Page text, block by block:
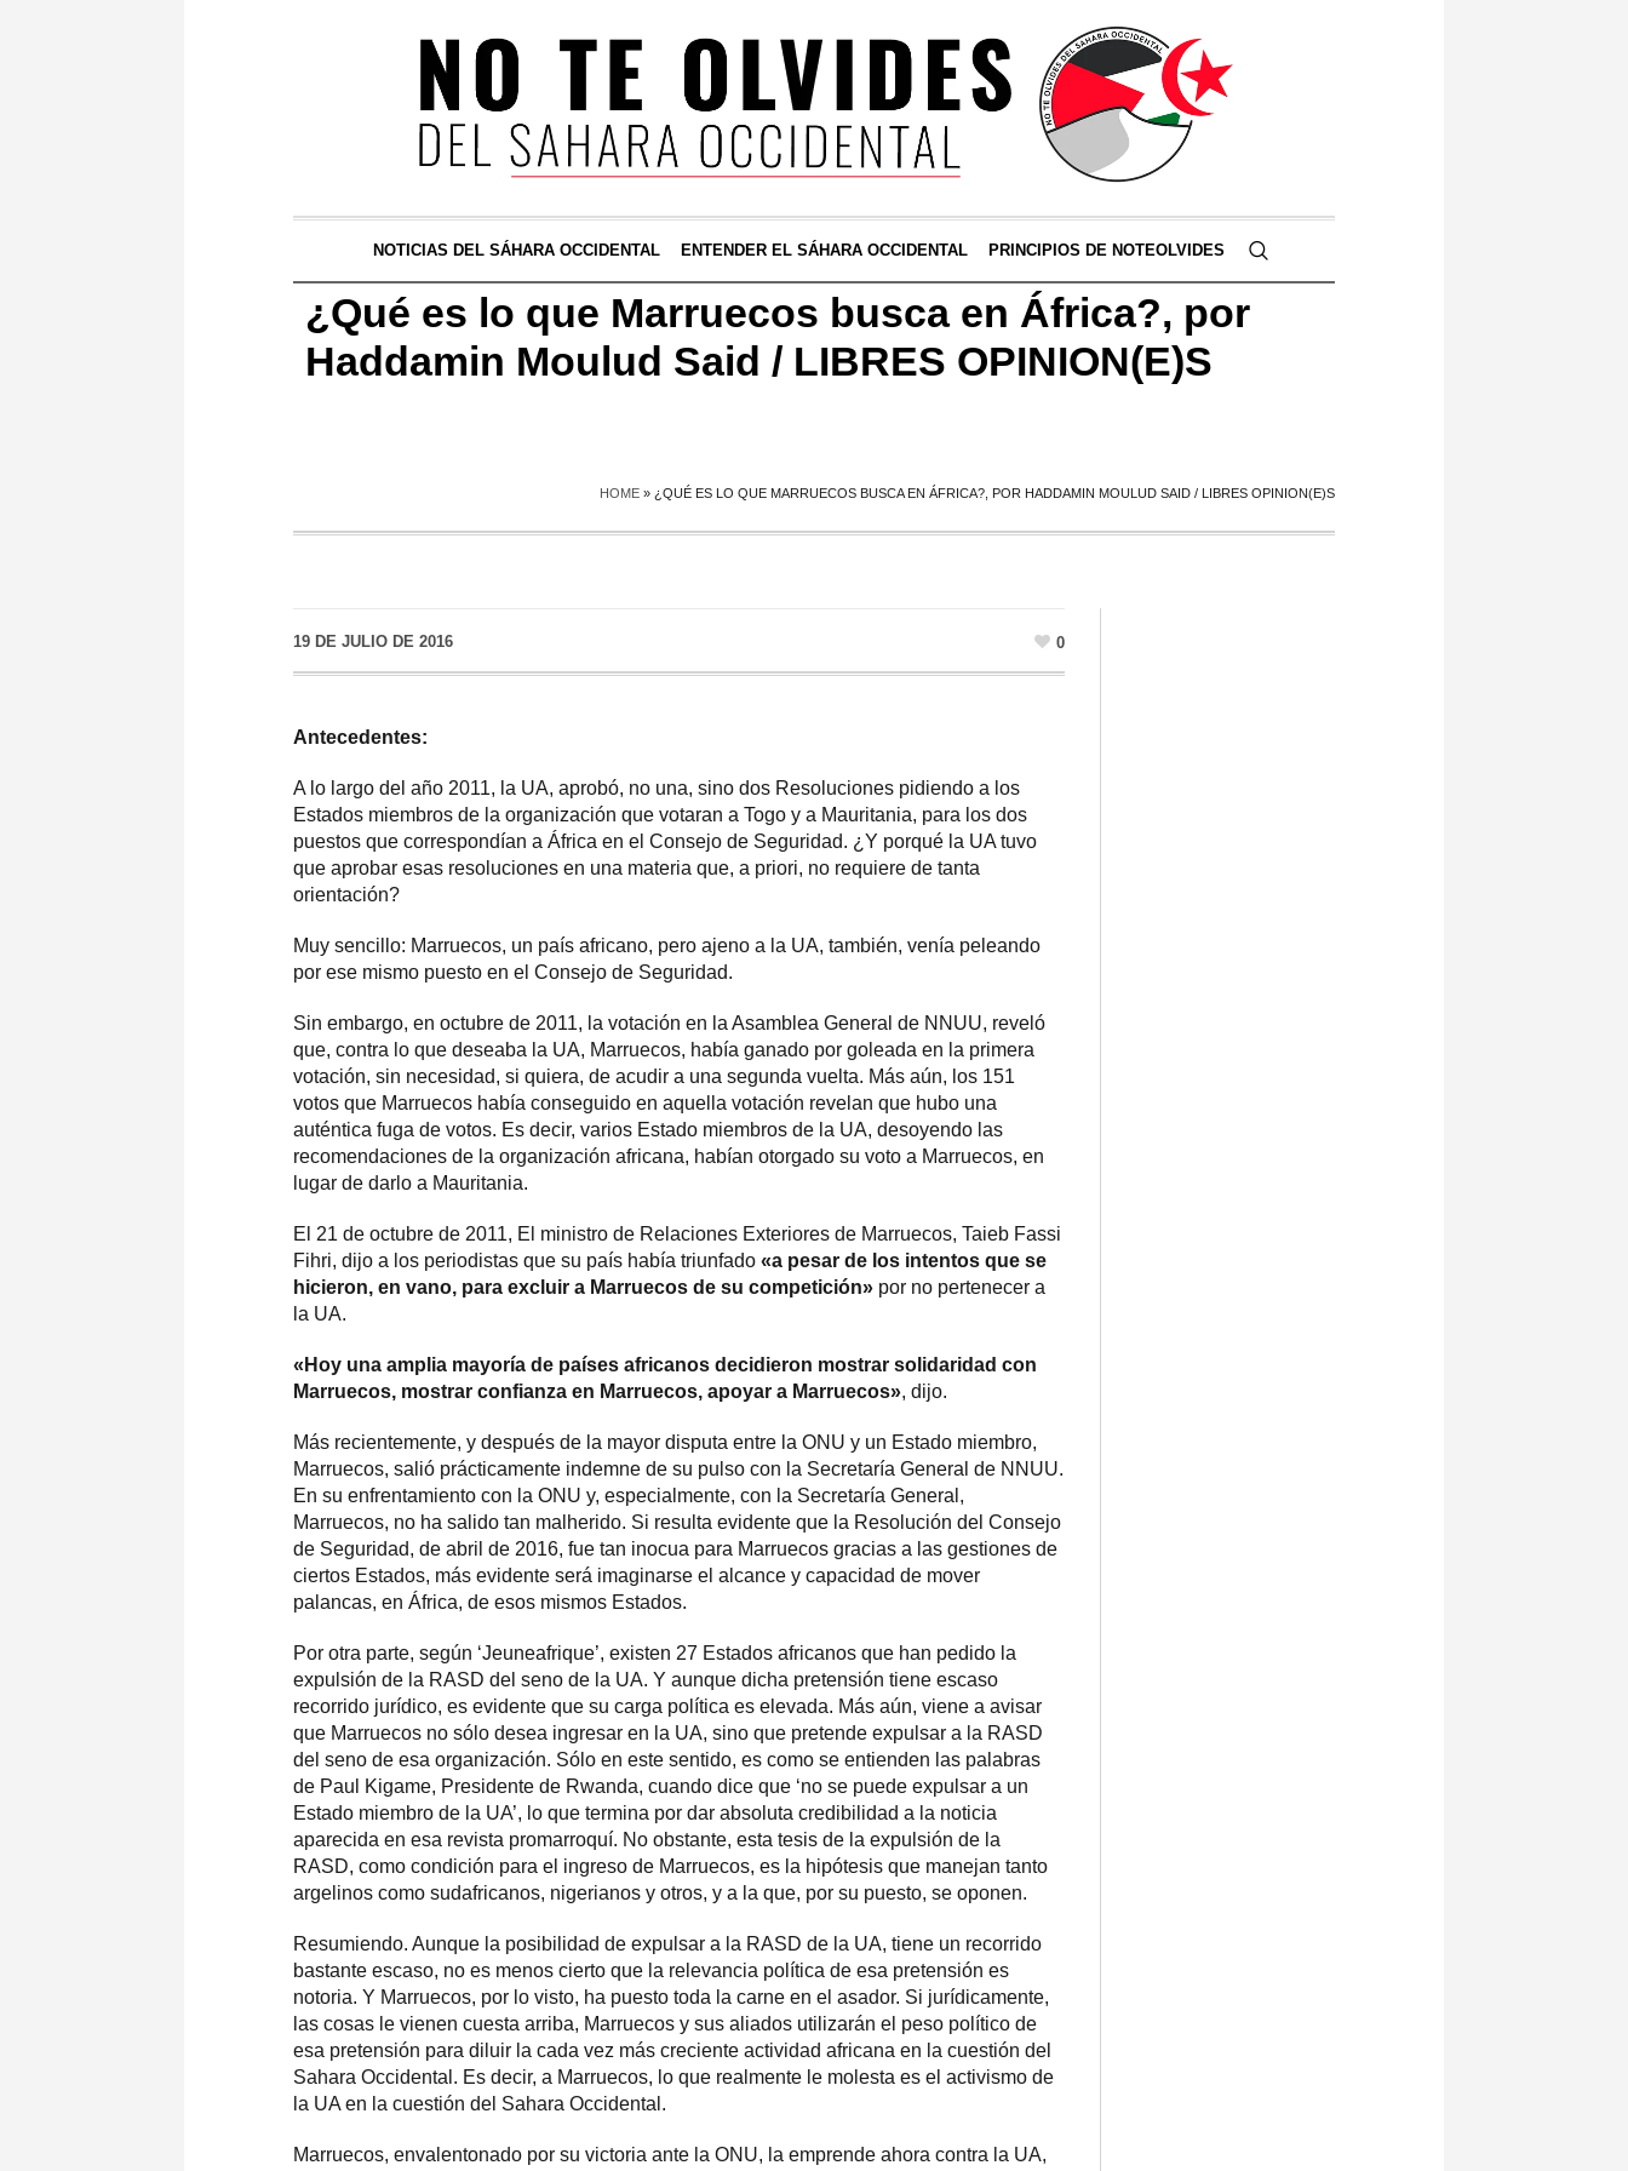
NOTICIAS DEL SÁHARA OCCIDENTAL ENTENDER EL SÁHARA OCCIDENTAL PRINCIPIOS DE NOTEOLVIDES
¿Qué es lo que Marruecos busca en África?, por
Haddamin Moulud Said / LIBRES OPINION(E)S
HOME » ¿QUÉ ES LO QUE MARRUECOS BUSCA EN ÁFRICA?, POR HADDAMIN MOULUD SAID / LIBRES OPINION(E)S
19 DE JULIO DE 2016 0
Antecedentes:
A lo largo del año 2011, la UA, aprobó, no una, sino dos Resoluciones pidiendo a los
Estados miembros de la organización que votaran a Togo y a Mauritania, para los dos
puestos que correspondían a África en el Consejo de Seguridad. ¿Y porqué la UA tuvo
que aprobar esas resoluciones en una materia que, a priori, no requiere de tanta
orientación?
Muy sencillo: Marruecos, un país africano, pero ajeno a la UA, también, venía peleando
por ese mismo puesto en el Consejo de Seguridad.
Sin embargo, en octubre de 2011, la votación en la Asamblea General de NNUU, reveló
que, contra lo que deseaba la UA, Marruecos, había ganado por goleada en la primera
votación, sin necesidad, si quiera, de acudir a una segunda vuelta. Más aún, los 151
votos que Marruecos había conseguido en aquella votación revelan que hubo una
auténtica fuga de votos. Es decir, varios Estado miembros de la UA, desoyendo las
recomendaciones de la organización africana, habían otorgado su voto a Marruecos, en
lugar de darlo a Mauritania.
El 21 de octubre de 2011, El ministro de Relaciones Exteriores de Marruecos, Taieb Fassi
Fihri, dijo a los periodistas que su país había triunfado «a pesar de los intentos que se
hicieron, en vano, para excluir a Marruecos de su competición» por no pertenecer a
la UA.
«Hoy una amplia mayoría de países africanos decidieron mostrar solidaridad con
Marruecos, mostrar confianza en Marruecos, apoyar a Marruecos», dijo.
Más recientemente, y después de la mayor disputa entre la ONU y un Estado miembro,
Marruecos, salió prácticamente indemne de su pulso con la Secretaría General de NNUU.
En su enfrentamiento con la ONU y, especialmente, con la Secretaría General,
Marruecos, no ha salido tan malherido. Si resulta evidente que la Resolución del Consejo
de Seguridad, de abril de 2016, fue tan inocua para Marruecos gracias a las gestiones de
ciertos Estados, más evidente será imaginarse el alcance y capacidad de mover
palancas, en África, de esos mismos Estados.
Por otra parte, según ‘Jeuneafrique’, existen 27 Estados africanos que han pedido la
expulsión de la RASD del seno de la UA. Y aunque dicha pretensión tiene escaso
recorrido jurídico, es evidente que su carga política es elevada. Más aún, viene a avisar
que Marruecos no sólo desea ingresar en la UA, sino que pretende expulsar a la RASD
del seno de esa organización. Sólo en este sentido, es como se entienden las palabras
de Paul Kigame, Presidente de Rwanda, cuando dice que ‘no se puede expulsar a un
Estado miembro de la UA’, lo que termina por dar absoluta credibilidad a la noticia
aparecida en esa revista promarroquí. No obstante, esta tesis de la expulsión de la
RASD, como condición para el ingreso de Marruecos, es la hipótesis que manejan tanto
argelinos como sudafricanos, nigerianos y otros, y a la que, por su puesto, se oponen.
Resumiendo. Aunque la posibilidad de expulsar a la RASD de la UA, tiene un recorrido
bastante escaso, no es menos cierto que la relevancia política de esa pretensión es
notoria. Y Marruecos, por lo visto, ha puesto toda la carne en el asador. Si jurídicamente,
las cosas le vienen cuesta arriba, Marruecos y sus aliados utilizarán el peso político de
esa pretensión para diluir la cada vez más creciente actividad africana en la cuestión del
Sahara Occidental. Es decir, a Marruecos, lo que realmente le molesta es el activismo de
la UA en la cuestión del Sahara Occidental.
Marruecos, envalentonado por su victoria ante la ONU, la emprende ahora contra la UA,